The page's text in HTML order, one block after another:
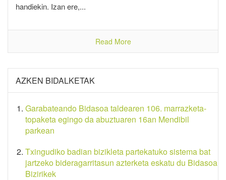
handiekin. Izan ere,...
Read More
AZKEN BIDALKETAK
Garabateando Bidasoa taldearen 106. marrazketa-
topaketa egingo da abuztuaren 16an Mendibil
parkean
Txingudiko badian bizikleta partekatuko sistema bat
jartzeko bideragarritasun azterketa eskatu du Bidasoa
Bizirikek